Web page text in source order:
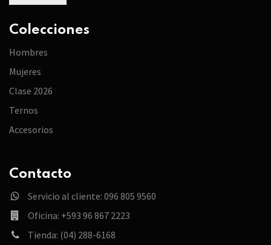
Colecciones
Hombres
Mujeres
Clase 2026
Ternos
Accesorios
Contacto
Servicio al cliente: 096 805 9560
Oficina: +593 96 867 2223
Tienda: (04) 288-6168